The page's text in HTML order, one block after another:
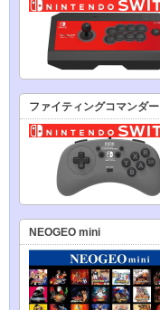
ファイティングコマンダー
NEOGEO mini